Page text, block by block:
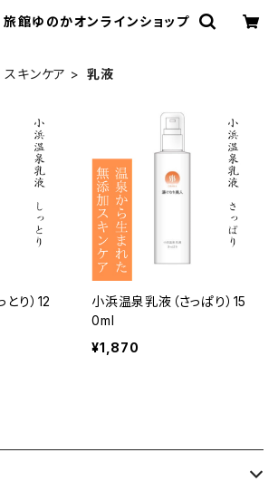
館ゆのかオンラインショップ
スキンケア 乳液
り）12
小浜温泉乳液（さっぱり）15
0ml
¥1,870